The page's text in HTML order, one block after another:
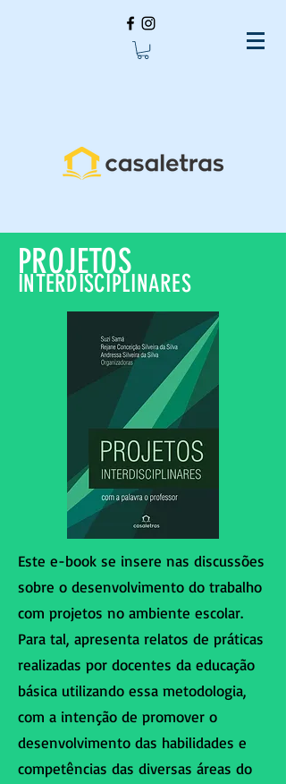
PROJETOS
INTERDISCIPLINARES
Este e-book se insere nas discussões
sobre o desenvolvimento do trabalho
com projetos no ambiente escolar.
Para tal, apresenta relatos de práticas
realizadas por docentes da educação
básica utilizando essa metodologia,
com a intenção de promover o
desenvolvimento das habilidades e
competências das diversas áreas do